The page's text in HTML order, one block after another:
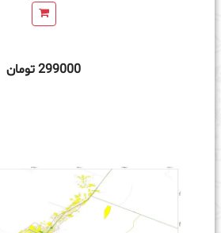
299000 تومان